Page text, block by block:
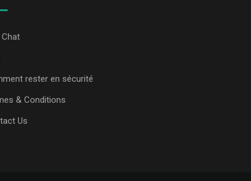
rester en sécurité
& Conditions
Us